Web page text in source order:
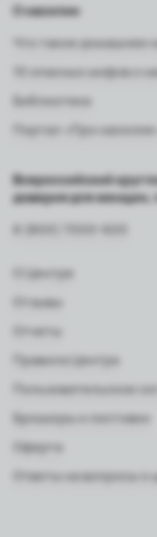
О насилии
Что такое домашнее
10 опасных мифов о
Библиотека
Портал «Про насилие»
Всероссийский
доверия для женщин,
8 (800) 7000-600
О Центре
Отзывы
Отчеты
Правила Центра
Пользовательское
Брошюры и листовки
Оферта
Ответы на вопросы о